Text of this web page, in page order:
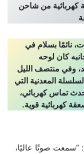
من شاحن
البالغ من العمر 9 سنوات، نائمًا بسلام في
كان لوحه
وفي منتصف الليل
المعدنية التي
تماس كهربائي،
كهربائية قوية.
صوتًا عاليًا،